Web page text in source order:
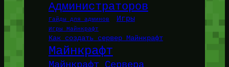
Администраторов
Гайды для админов Игры
Игры Майнкрафт
Как создать сервер Майнкрафт
Майнкрафт